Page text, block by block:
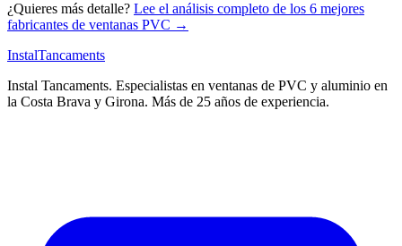
¿Quieres más detalle? Lee el análisis completo de los 6 mejores
fabricantes de ventanas PVC →
InstalTancaments
Instal Tancaments. Especialistas en ventanas de PVC y aluminio en
la Costa Brava y Girona. Más de 25 años de experiencia.